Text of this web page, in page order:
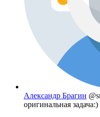
Александр Брагин
оригинальная задача:)